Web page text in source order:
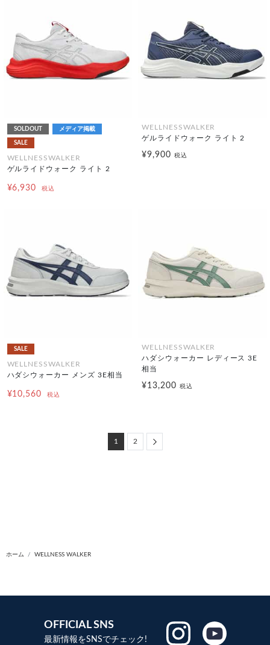
SOLDOUT メディア掲載
SALE
WELLNESSWALKER
ゲルライドウォーク ライト 2
¥6,930 税込
WELLNESSWALKER
ゲルライドウォーク ライト 2
¥9,900 税込
SALE
WELLNESSWALKER
ハダシウォーカー メンズ 3E相当
¥10,560 税込
WELLNESSWALKER
ハダシウォーカー レディース 3E
相当
¥13,200 税込
1 2 Next
ホーム WELLNESS WALKER
OFFICIAL SNS
最新情報をSNSでチェック!